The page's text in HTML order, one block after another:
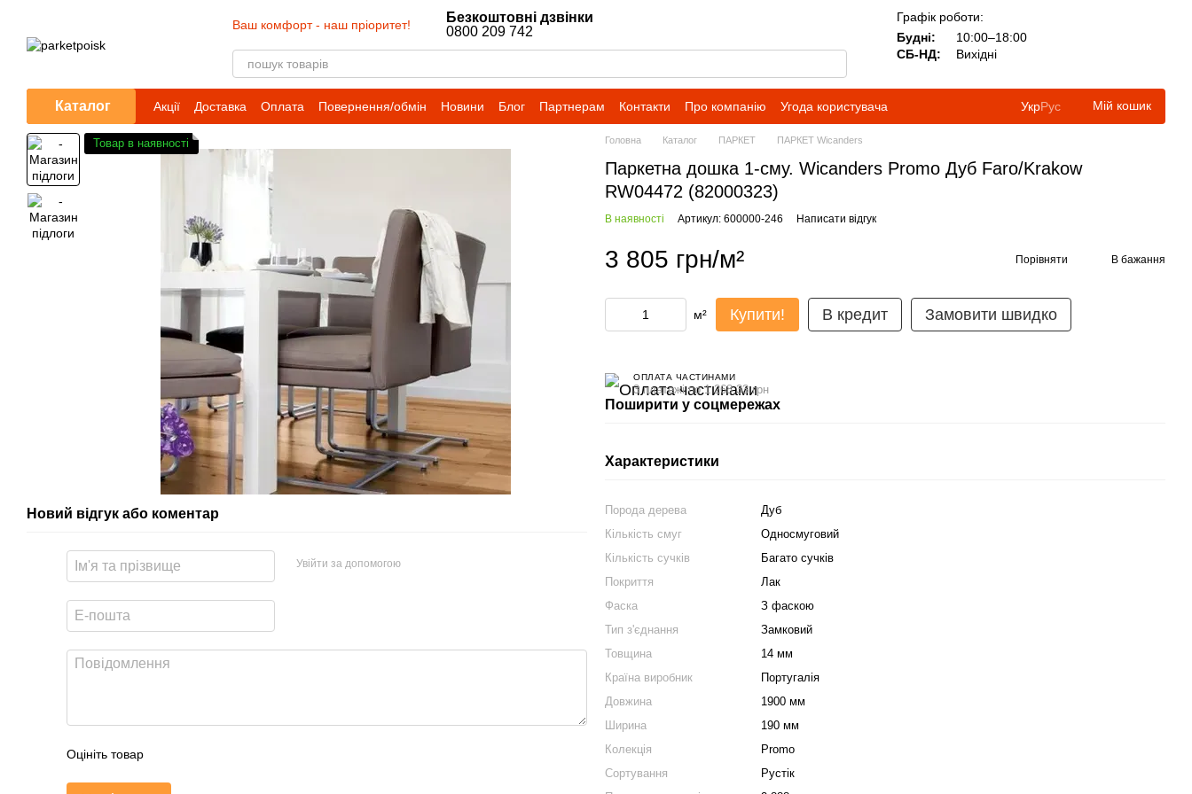
Ваш комфорт - наш пріоритет!
Безкоштовні дзвінки
0800 209 742
Графік роботи:
Будні:
10:00–18:00
СБ-НД:
Вихідні
Каталог Акції Доставка Оплата Повернення/обмін Новини Блог Партнерам Контакти Про компанію Угода користувача УкрРус Мій кошик
Товар в наявності
Новий відгук або коментар
Увійти за допомогою
Оцініть товар
Головна Каталог ПАРКЕТ ПАРКЕТ Wicanders
Паркетна дошка 1-сму. Wicanders Promo Дуб Faro/Krakow
RW04472 (82000323)
В наявності Артикул: 600000-246 Написати відгук
3 805 грн/м² Порівняти В бажання
м² Купити! В кредит Замовити швидко
ОПЛАТА ЧАСТИНАМИ
3 платежі по 1 268.33 грн
Поширити у соцмережах
Характеристики
Порода дерева
Дуб
Кількість смуг
Односмуговий
Кількість сучків
Багато сучків
Покриття
Лак
Фаска
З фаскою
Тип з'єднання
Замковий
Товщина
14 мм
Країна виробник
Португалія
Довжина
1900 мм
Ширина
190 мм
Колекція
Promo
Сортування
Рустiк